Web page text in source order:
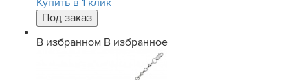
Купить в 1 клик
В избранном В избранное